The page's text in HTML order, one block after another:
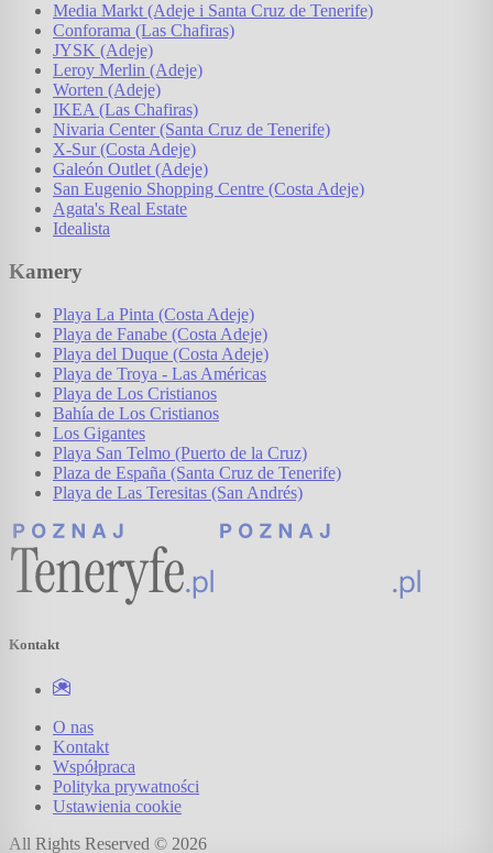
Media Markt (Adeje i Santa Cruz de Tenerife)
Conforama (Las Chafiras)
JYSK (Adeje)
Leroy Merlin (Adeje)
Worten (Adeje)
IKEA (Las Chafiras)
Nivaria Center (Santa Cruz de Tenerife)
X-Sur (Costa Adeje)
Galeón Outlet (Adeje)
San Eugenio Shopping Centre (Costa Adeje)
Agata's Real Estate
Idealista
Kamery
Playa La Pinta (Costa Adeje)
Playa de Fanabe (Costa Adeje)
Playa del Duque (Costa Adeje)
Playa de Troya - Las Américas
Playa de Los Cristianos
Bahía de Los Cristianos
Los Gigantes
Playa San Telmo (Puerto de la Cruz)
Plaza de España (Santa Cruz de Tenerife)
Playa de Las Teresitas (San Andrés)
Kontakt
O nas
Kontakt
Współpraca
Polityka prywatności
Ustawienia cookie
All Rights Reserved © 2026